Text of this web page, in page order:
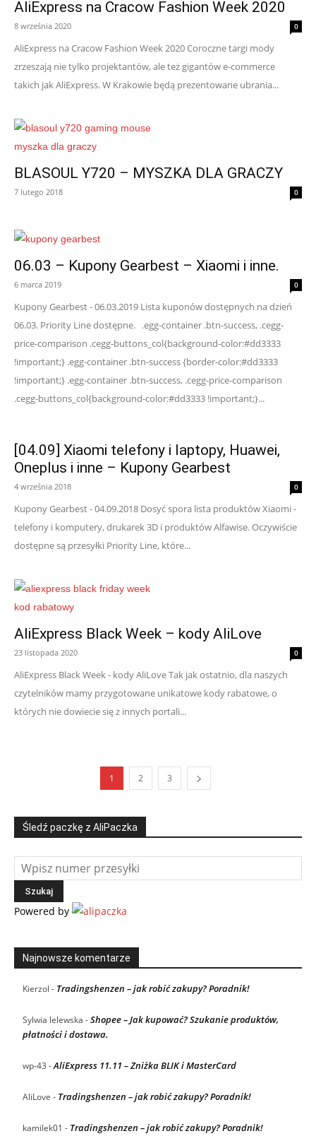
AliExpress na Cracow Fashion Week 2020
8 września 2020 0
AliExpress na Cracow Fashion Week 2020 Coroczne targi mody
zrzeszają nie tylko projektantów, ale też gigantów e-commerce
takich jak AliExpress. W Krakowie będą prezentowane ubrania...
BLASOUL Y720 – MYSZKA DLA GRACZY
7 lutego 2018 0
06.03 – Kupony Gearbest – Xiaomi i inne.
6 marca 2019 0
Kupony Gearbest - 06.03.2019 Lista kuponów dostępnych na dzień
06.03. Priority Line dostępne. .egg-container .btn-success, .cegg-
price-comparison .cegg-buttons_col{background-color:#dd3333
!important;} .egg-container .btn-success {border-color:#dd3333
!important;} .egg-container .btn-success, .cegg-price-comparison
.cegg-buttons_col{background-color:#dd3333 !important;}...
[04.09] Xiaomi telefony i laptopy, Huawei,
Oneplus i inne – Kupony Gearbest
4 września 2018 0
Kupony Gearbest - 04.09.2018 Dosyć spora lista produktów Xiaomi -
telefony i komputery, drukarek 3D i produktów Alfawise. Oczywiście
dostępne są przesyłki Priority Line, które...
AliExpress Black Week – kody AliLove
23 listopada 2020 0
AliExpress Black Week - kody AliLove Tak jak ostatnio, dla naszych
czytelników mamy przygotowane unikatowe kody rabatowe, o
których nie dowiecie się z innych portali...
1 2 3
Śledź paczkę z AliPaczka
Powered by
Najnowsze komentarze
Kierzol - Tradingshenzen – jak robić zakupy? Poradnik!
Sylwia lelewska -Shopee – Jak kupować? Szukanie produktów,
płatności i dostawa.
wp-43 -AliExpress 11.11 – Zniżka BLIK i MasterCard
AliLove - Tradingshenzen – jak robić zakupy? Poradnik!
kamilek01 - Tradingshenzen – jak robić zakupy? Poradnik!